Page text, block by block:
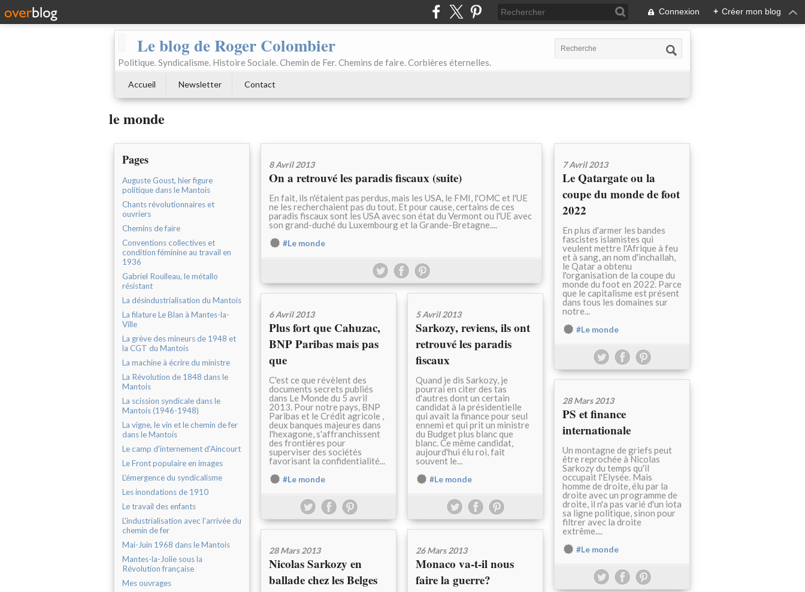
Connexion + Créer mon blog
Le blog de Roger Colombier
Politique. Syndicalisme. Histoire Sociale. Chemin de Fer. Chemins de faire. Corbières éternelles.
Accueil Newsletter Contact
le monde
Pages
Auguste Goust, hier figure
politique dans le Mantois
Chants révolutionnaires et
ouvriers
Chemins de faire
Conventions collectives et
condition féminine au travail en
1936
Gabriel Roulleau, le métallo
résistant
La désindustrialisation du Mantois
La filature Le Blan à Mantes-la-
Ville
La grève des mineurs de 1948 et
la CGT du Mantois
La machine à écrire du ministre
La Révolution de 1848 dans le
Mantois
La scission syndicale dans le
Mantois (1946-1948)
La vigne, le vin et le chemin de fer
dans le Mantois
Le camp d'internement d'Aincourt
Le Front populaire en images
L'émergence du syndicalisme
Les inondations de 1910
Le travail des enfants
L'industrialisation avec l'arrivée du
chemin de fer
Mai-Juin 1968 dans le Mantois
Mantes-la-Jolie sous la
Révolution française
Mes ouvrages
8 Avril 2013
On a retrouvé les paradis fiscaux (suite)
En fait, ils n'étaient pas perdus, mais les USA, le FMI, l'OMC et l'UE
ne les recherchaient pas du tout. Et pour cause, certains de ces
paradis fiscaux sont les USA avec son état du Vermont ou l'UE avec
son grand-duché du Luxembourg et la Grande-Bretagne....
#Le monde
7 Avril 2013
Le Qatargate ou la
coupe du monde de foot
2022
En plus d'armer les bandes
fascistes islamistes qui
veulent mettre l'Afrique à feu
et à sang, an nom d'inchallah,
le Qatar a obtenu
l'organisation de la coupe du
monde du foot en 2022. Parce
que le capitalisme est présent
dans tous les domaines sur
notre...
#Le monde
6 Avril 2013
Plus fort que Cahuzac,
BNP Paribas mais pas
que
C'est ce que révèlent des
documents secrets publiés
dans Le Monde du 5 avril
2013. Pour notre pays, BNP
Paribas et le Crédit agricole ,
deux banques majeures dans
l'hexagone, s'affranchissent
des frontières pour
superviser des sociétés
favorisant la confidentialité...
#Le monde
5 Avril 2013
Sarkozy, reviens, ils ont
retrouvé les paradis
fiscaux
Quand je dis Sarkozy, je
pourrai en citer des tas
d'autres dont un certain
candidat à la présidentielle
qui avait la finance pour seul
ennemi et qui prit un ministre
du Budget plus blanc que
blanc. Ce même candidat,
aujourd'hui élu roi, fait
souvent le...
#Le monde
28 Mars 2013
PS et finance
internationale
Un montagne de griefs peut
être reprochée à Nicolas
Sarkozy du temps qu'il
occupait l'Elysée. Mais
homme de droite, élu par la
droite avec un programme de
droite, il n'a pas varié d'un iota
sa ligne politique, sinon pour
filtrer avec la droite
extrême....
#Le monde
28 Mars 2013
Nicolas Sarkozy en
ballade chez les Belges
26 Mars 2013
Monaco va-t-il nous
faire la guerre?